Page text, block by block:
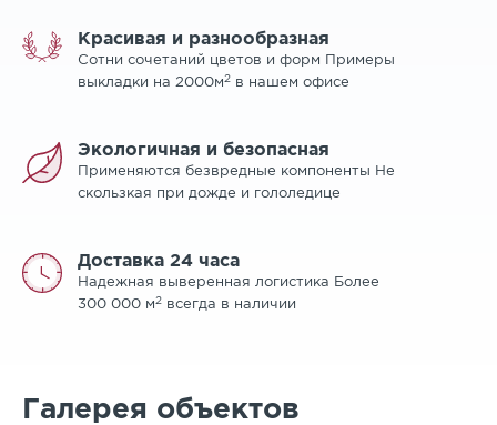
Красивая и разнообразная
Сотни сочетаний цветов и форм Примеры
выкладки на 2000м2 в нашем офисе
Экологичная и безопасная
Применяются безвредные компоненты Не
скользкая при дожде и гололедице
Доставка 24 часа
Надежная выверенная логистика Более
300 000 м2 всегда в наличии
Галерея объектов